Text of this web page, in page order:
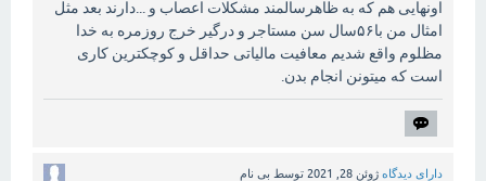
اونهایی هم که به ظاهرسالمند مشکلات اعصاب و ...دارند بعد مثل
امثال من با۵۶سال سن مستاجر و درگیر خرج روزمره به خدا
مظلوم واقع شدیم معافیت مالیاتی حداقل و کوچکترین کاری
است که میتونن انجام بدن.
دارای دیدگاه ژوئن 28, 2021 توسط بی نام